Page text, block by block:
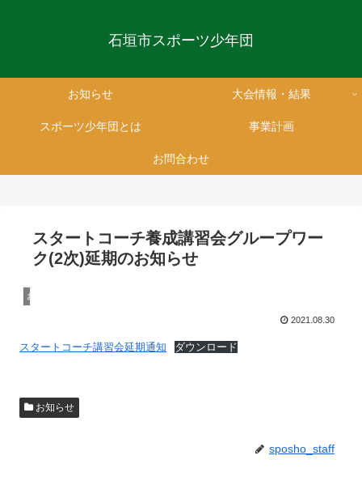
石垣市スポーツ少年団
お知らせ 大会情報・結果
スポーツ少年団とは 事業計画
お問合わせ
スタートコーチ養成講習会グループワー
ク(2次)延期のお知らせ
お知らせ
2021.08.30
スタートコーチ講習会延期通知 ダウンロード
お知らせ
sposho_staff